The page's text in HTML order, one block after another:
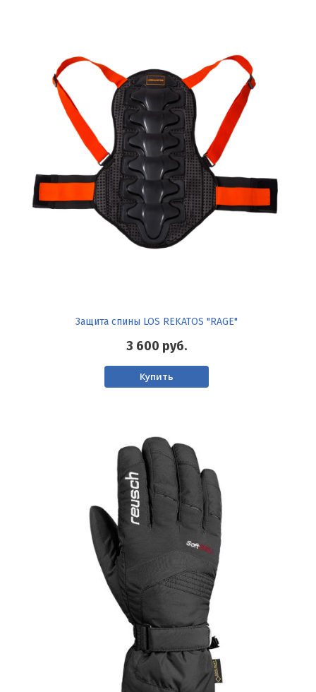
Защита спины LOS REKATOS "RAGE"
3 600 руб.
Купить